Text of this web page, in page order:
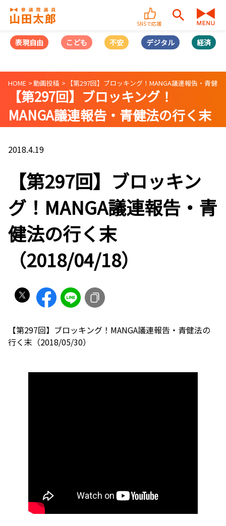
SNSで応援
表現自由 こども 不安 デジタル 経済
HOME 動画投稿 【第297回】ブロッキング！MANGA議連報告・青健
【第297回】ブロッキング！
MANGA議連報告・青健法の行く末
（2018/04/18）
2018.4.19
【第297回】ブロッキン
グ！MANGA議連報告・青
健法の行く末
（2018/04/18）
【第297回】ブロッキング！MANGA議連報告・青健法の
行く末（2018/05/30）